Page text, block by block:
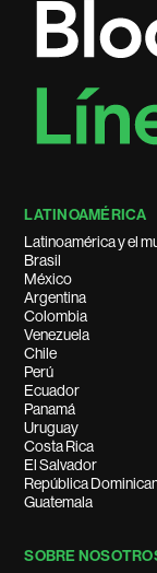
LATINOAMÉRICA
Latinoamérica y el
Brasil
México
Argentina
Colombia
Venezuela
Chile
Perú
Ecuador
Panamá
Uruguay
Costa Rica
El Salvador
República
Guatemala
SOBRE